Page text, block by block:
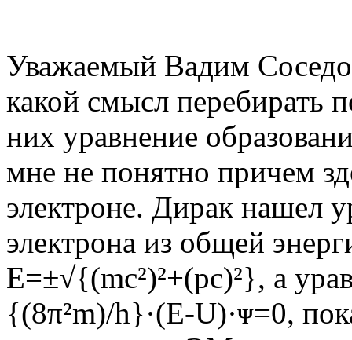
Уважаемый Вадим
какой смысл перебирать
них уравнение
мне не понятно причем
электроне. Дирак нашел
электрона из общей
Е=±√{(mc²)²+(pc)²}, а
{(8π²m)/h}·(E-U)·ᴪ=0,